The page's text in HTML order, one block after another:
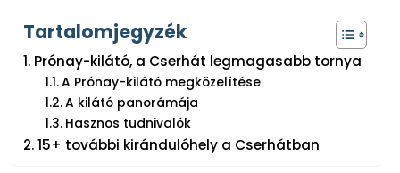
Tartalomjegyzék
Prónay-kilátó, a Cserhát legmagasabb tornya
A Prónay-kilátó megközelítése
A kilátó panorámája
Hasznos tudnivalók
15+ további kirándulóhely a Cserhátban